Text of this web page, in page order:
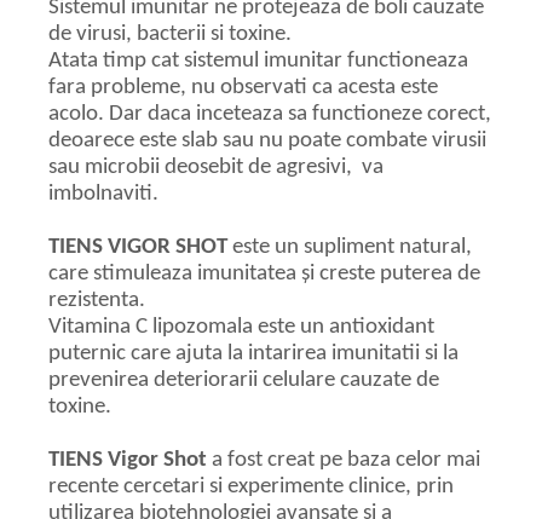
Sistemul imunitar ne protejeaza de boli cauzate
de virusi, bacterii si toxine.
Atata timp cat sistemul imunitar functioneaza
fara probleme, nu observati ca acesta este
acolo. Dar daca inceteaza sa functioneze corect,
deoarece este slab sau nu poate combate virusii
sau microbii deosebit de agresivi, va
imbolnaviti.
TIENS VIGOR SHOTeste un supliment natural,
care stimuleaza imunitatea și creste puterea de
rezistenta.
Vitamina C lipozomala este un antioxidant
puternic care ajuta la intarirea imunitatii si la
prevenirea deteriorarii celulare cauzate de
toxine.
TIENS Vigor Shot a fost creat pe baza celor mai
recente cercetari si experimente clinice, prin
utilizarea biotehnologiei avansate si a